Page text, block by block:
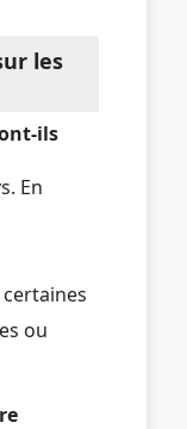
les
ils
En
ou